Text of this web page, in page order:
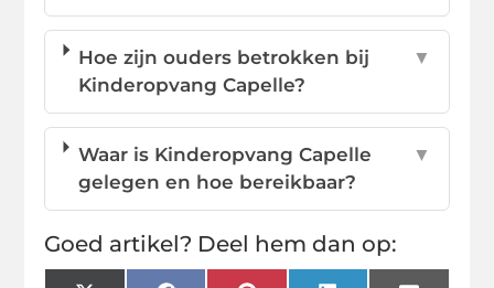
Hoe zijn ouders betrokken bij
Kinderopvang Capelle?
▼
Waar is Kinderopvang Capelle
gelegen en hoe bereikbaar?
▼
Goed artikel? Deel hem dan op: